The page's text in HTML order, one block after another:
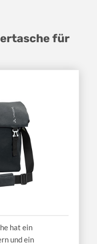
für
hat ein
und ein